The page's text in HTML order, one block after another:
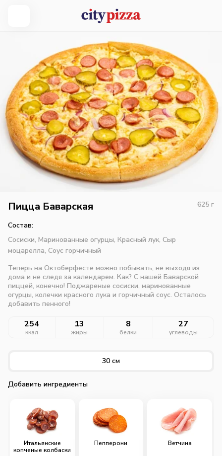
Пицца Баварская 625 г
Состав:
Сосиски, Маринованные огурцы, Красный лук, Сыр
моцарелла, Соус горчичный
Теперь на Октоберфесте можно побывать, не выходя из
дома и не следя за календарем. Как? С нашей Баварской
пиццей, конечно! Поджареные сосиски, маринованные
огурцы, колечки красного лука и горчичный соус. Осталось
добавить пенного!
254
ккал
13
жиры
8
белки
27
углеводы
30 см
Добавить ингредиенты
Итальянские
копченые колбаски
Пепперони Ветчина